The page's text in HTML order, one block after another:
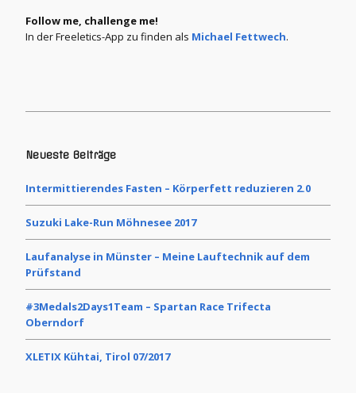
Follow me, challenge me!
In der Freeletics-App zu finden als Michael Fettwech.
Neueste Beiträge
Intermittierendes Fasten – Körperfett reduzieren 2.0
Suzuki Lake-Run Möhnesee 2017
Laufanalyse in Münster – Meine Lauftechnik auf dem
Prüfstand
#3Medals2Days1Team – Spartan Race Trifecta
Oberndorf
XLETIX Kühtai, Tirol 07/2017